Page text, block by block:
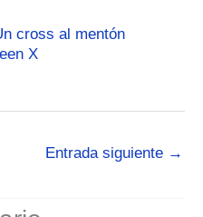
cross al mentón
X
Entrada siguiente →